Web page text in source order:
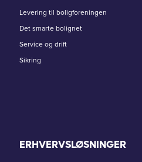
Levering til boligforeningen
Det smarte bolignet
Service og drift
Sikring
ERHVERVSLØSNINGER